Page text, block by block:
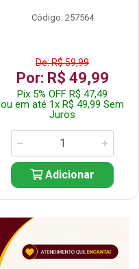
Código: 257564
De: R$ 59,99
Por: R$ 49,99
Pix 5% OFF R$ 47,49
ou em até 1x R$ 49,99 Sem
Juros
Adicionar